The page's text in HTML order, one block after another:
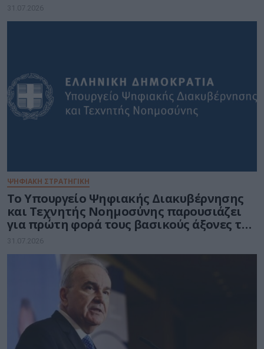
31.07.2026
ΨΗΦΙΑΚΗ ΣΤΡΑΤΗΓΙΚΗ
Το Υπουργείο Ψηφιακής Διακυβέρνησης
και Τεχνητής Νοημοσύνης παρουσιάζει
για πρώτη φορά τους βασικούς άξονες του
νέου Εθνικού Διαστημικού Προγράμματος
31.07.2026